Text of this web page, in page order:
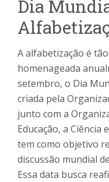
Dia
A alfabetização é
homenageada
setembro, o Dia
criada pela
junto com a
Educação, a Ciência
tem como objetivo
discussão mundial
Essa data busca